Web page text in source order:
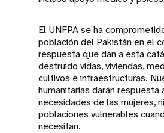
El UNFPA se ha
población del Pakistán en el
respuesta que dan a esta
destruido vidas, viviendas,
cultivos e infraestructuras.
humanitarias darán respuesta
necesidades de las mujeres,
poblaciones vulnerables
necesitan.